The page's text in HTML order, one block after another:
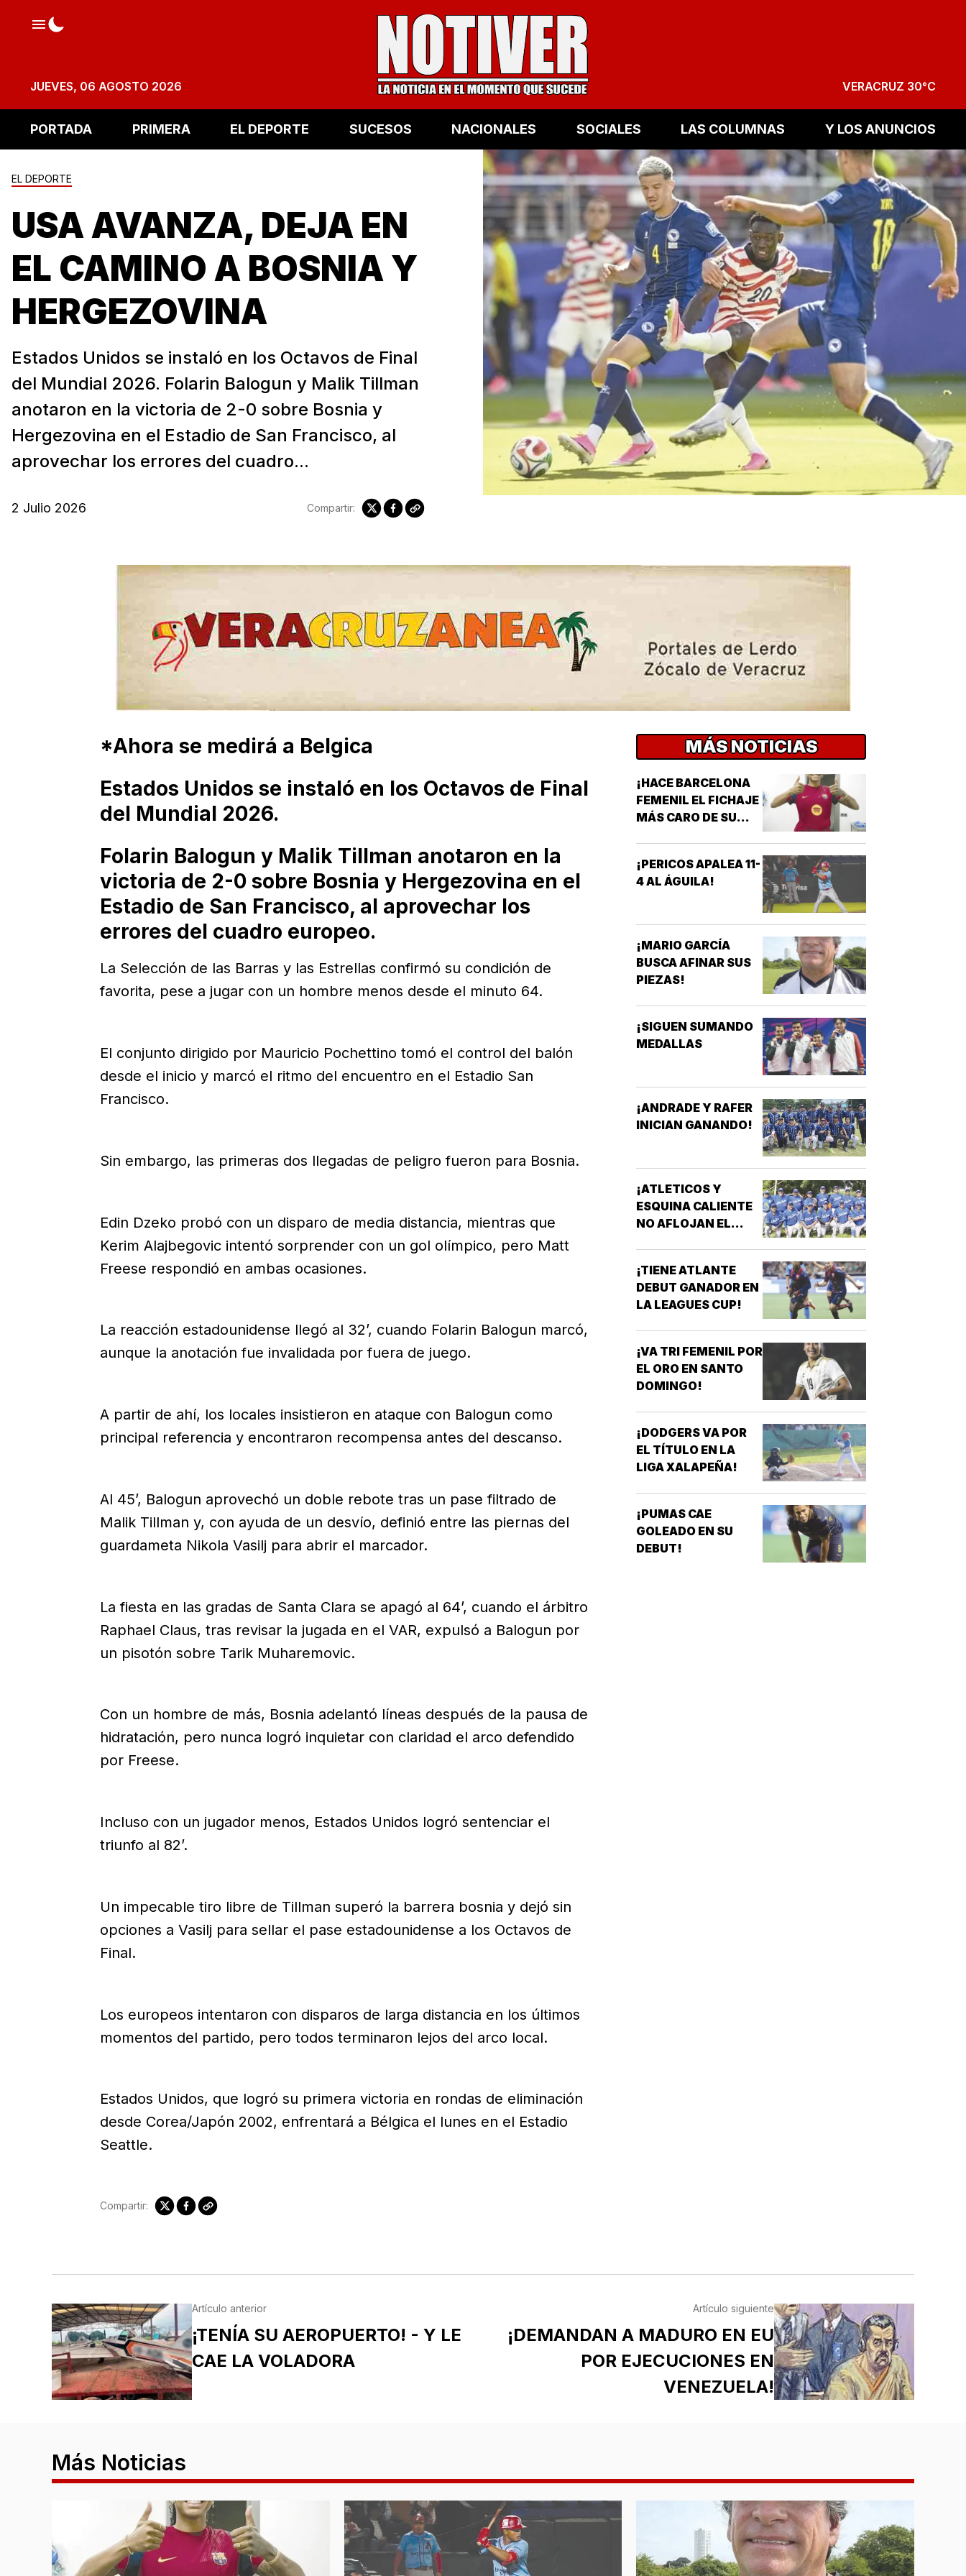
JUEVES, 06 AGOSTO 2026 VERACRUZ 30°C
PORTADA PRIMERA EL DEPORTE SUCESOS NACIONALES SOCIALES LAS COLUMNAS Y LOS ANUNCIOS
EL DEPORTE
USA AVANZA, DEJA EN
EL CAMINO A BOSNIA Y
HERGEZOVINA
Estados Unidos se instaló en los Octavos de Final
del Mundial 2026. Folarin Balogun y Malik Tillman
anotaron en la victoria de 2-0 sobre Bosnia y
Hergezovina en el Estadio de San Francisco, al
aprovechar los errores del cuadro...
2 Julio 2026 Compartir:
*Ahora se medirá a Belgica
Estados Unidos se instaló en los Octavos de Final
del Mundial 2026.
Folarin Balogun y Malik Tillman anotaron en la
victoria de 2-0 sobre Bosnia y Hergezovina en el
Estadio de San Francisco, al aprovechar los
errores del cuadro europeo.
La Selección de las Barras y las Estrellas confirmó su condición de
favorita, pese a jugar con un hombre menos desde el minuto 64.
El conjunto dirigido por Mauricio Pochettino tomó el control del balón
desde el inicio y marcó el ritmo del encuentro en el Estadio San
Francisco.
Sin embargo, las primeras dos llegadas de peligro fueron para Bosnia.
Edin Dzeko probó con un disparo de media distancia, mientras que
Kerim Alajbegovic intentó sorprender con un gol olímpico, pero Matt
Freese respondió en ambas ocasiones.
La reacción estadounidense llegó al 32’, cuando Folarin Balogun marcó,
aunque la anotación fue invalidada por fuera de juego.
A partir de ahí, los locales insistieron en ataque con Balogun como
principal referencia y encontraron recompensa antes del descanso.
Al 45’, Balogun aprovechó un doble rebote tras un pase filtrado de
Malik Tillman y, con ayuda de un desvío, definió entre las piernas del
guardameta Nikola Vasilj para abrir el marcador.
La fiesta en las gradas de Santa Clara se apagó al 64’, cuando el árbitro
Raphael Claus, tras revisar la jugada en el VAR, expulsó a Balogun por
un pisotón sobre Tarik Muharemovic.
Con un hombre de más, Bosnia adelantó líneas después de la pausa de
hidratación, pero nunca logró inquietar con claridad el arco defendido
por Freese.
Incluso con un jugador menos, Estados Unidos logró sentenciar el
triunfo al 82’.
Un impecable tiro libre de Tillman superó la barrera bosnia y dejó sin
opciones a Vasilj para sellar el pase estadounidense a los Octavos de
Final.
Los europeos intentaron con disparos de larga distancia en los últimos
momentos del partido, pero todos terminaron lejos del arco local.
Estados Unidos, que logró su primera victoria en rondas de eliminación
desde Corea/Japón 2002, enfrentará a Bélgica el lunes en el Estadio
Seattle.
Compartir:
MÁS NOTICIAS
¡HACE BARCELONA
FEMENIL EL FICHAJE
MÁS CARO DE SU
¡PERICOS APALEA 11-
4 AL ÁGUILA!
¡MARIO GARCÍA
BUSCA AFINAR SUS
PIEZAS!
¡SIGUEN SUMANDO
MEDALLAS
¡ANDRADE Y RAFER
INICIAN GANANDO!
¡ATLETICOS Y
ESQUINA CALIENTE
NO AFLOJAN EL
¡TIENE ATLANTE
DEBUT GANADOR EN
LA LEAGUES CUP!
¡VA TRI FEMENIL POR
EL ORO EN SANTO
DOMINGO!
¡DODGERS VA POR
EL TÍTULO EN LA
LIGA XALAPEÑA!
¡PUMAS CAE
GOLEADO EN SU
DEBUT!
Artículo anterior
¡TENÍA SU AEROPUERTO! - Y LE
CAE LA VOLADORA
Artículo siguiente
¡DEMANDAN A MADURO EN EU
POR EJECUCIONES EN
VENEZUELA!
Más Noticias